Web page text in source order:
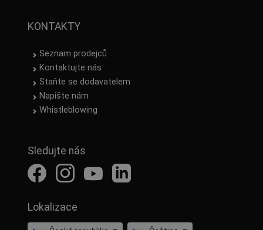
KONTAKTY
Seznam prodejců
Kontaktujte nás
Staňte se dodavatelem
Napište nám
Whistleblowing
Sledujte nás
Lokalizace